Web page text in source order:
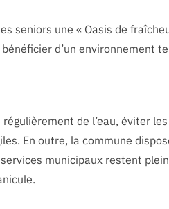
seniors une « Oasis de
d’un environnement
de l’eau, éviter
En outre, la commune
municipaux restent